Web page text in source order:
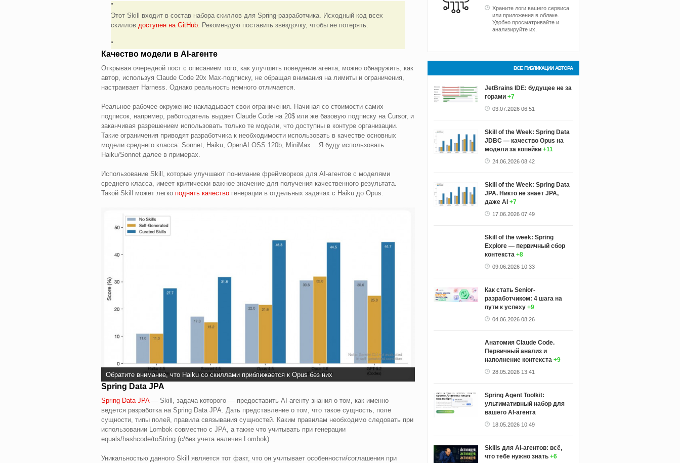
Этот Skill входит в состав набора скиллов для Spring-разработчика. Исходный код всех
скиллов доступен на GitHub . Рекомендую поставить звёздочку, чтобы не потерять.
Качество модели в AI-агенте
Открывая очередной пост с описанием того, как улучшить поведение агента, можно обнаружить, как
автор, используя Claude Code 20x Max-подписку, не обращая внимания на лимиты и ограничения,
настраивает Harness. Однако реальность немного отличается.
Реальное рабочее окружение накладывает свои ограничения. Начиная со стоимости самих
подписок, например, работодатель выдает Claude Code на 20$ или же базовую подписку на Cursor, и
заканчивая разрешением использовать только те модели, что доступны в контуре организации.
Такие ограничения приводят разработчика к необходимости использовать в качестве основных
модели среднего класса: Sonnet, Haiku, OpenAI OSS 120b, MiniMax... Я буду использовать
Haiku/Sonnet далее в примерах.
Использование Skill, которые улучшают понимание фреймворков для AI-агентов с моделями
среднего класса, имеет критически важное значение для получения качественного результата.
Такой Skill может легко поднять качествогенерации в отдельных задачах с Haiku до Opus.
Обратите внимание, что Haiku со скиллами приближается к Opus без них
Spring Data JPA
Spring Data JPA— Skill, задача которого — предоставить AI-агенту знания о том, как именно
ведется разработка на Spring Data JPA. Дать представление о том, что такое сущность, поле
сущности, типы полей, правила связывания сущностей. Каким правилам необходимо следовать при
использовании Lombok совместно с JPA, а также что учитывать при генерации
equals/hashcode/toString (с/без учета наличия Lombok).
Уникальностью данного Skill является тот факт, что он учитывает особенности/соглашения при
Храните логи вашего сервиса
или приложения в облаке.
Удобно просматривайте и
анализируйте их.
ВСЕ ПУБЛИКАЦИИ АВТОРА
JetBrains IDE: будущее не за
горами +7
03.07.2026 06:51
Skill of the Week: Spring Data
JDBC — качество Opus на
модели за копейки +11
24.06.2026 08:42
Skill of the Week: Spring Data
JPA. Никто не знает JPA,
даже AI +7
17.06.2026 07:49
Skill of the week: Spring
Explore — первичный сбор
контекста +8
09.06.2026 10:33
Как стать Senior-
разработчиком: 4 шага на
пути к успеху +9
04.06.2026 08:26
Анатомия Claude Code.
Первичный анализ и
наполнение контекста +9
28.05.2026 13:41
Spring Agent Toolkit:
ультимативный набор для
вашего AI-агента
18.05.2026 10:49
Skills для AI-агентов: всё,
что тебе нужно знать +6